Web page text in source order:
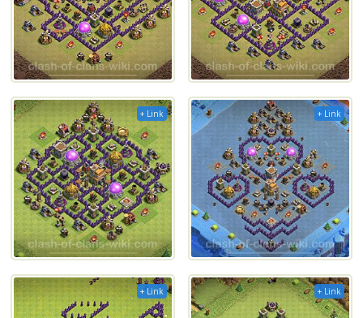
+ Link + Link
+ Link + Link